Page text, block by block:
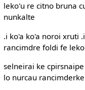
leko'u re citno bruna
nunkalte
.i ko'a ko'a noroi xruti
rancimdre foldi fe
selneirai ke
lo nurcau